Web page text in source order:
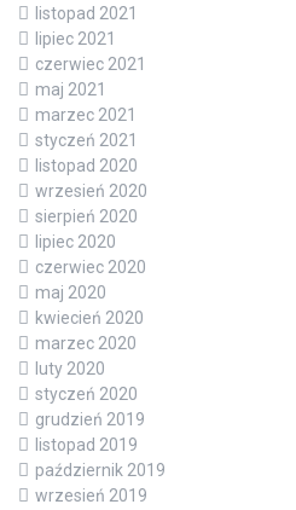
listopad 2021
lipiec 2021
czerwiec 2021
maj 2021
marzec 2021
styczeń 2021
listopad 2020
wrzesień 2020
sierpień 2020
lipiec 2020
czerwiec 2020
maj 2020
kwiecień 2020
marzec 2020
luty 2020
styczeń 2020
grudzień 2019
listopad 2019
październik 2019
wrzesień 2019